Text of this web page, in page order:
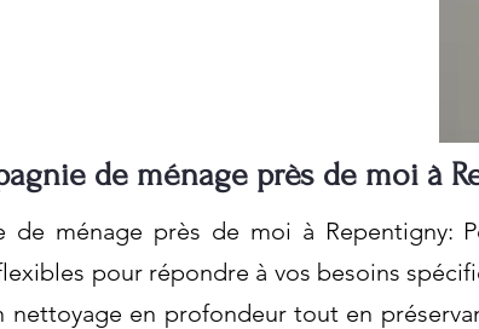
de ménage près de moi à
de ménage près de moi à Repentigny:
pour répondre à vos besoins
nettoyage en profondeur tout en